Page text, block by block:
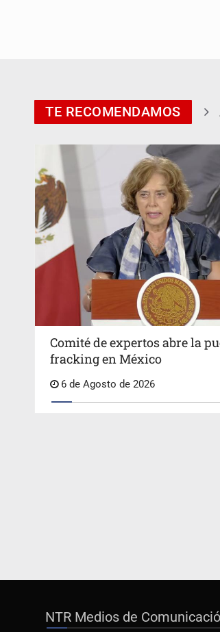
TE RECOMENDAMOS
Comité de expertos abre la
fracking en México
6 de Agosto de 2026
NTR Medios de